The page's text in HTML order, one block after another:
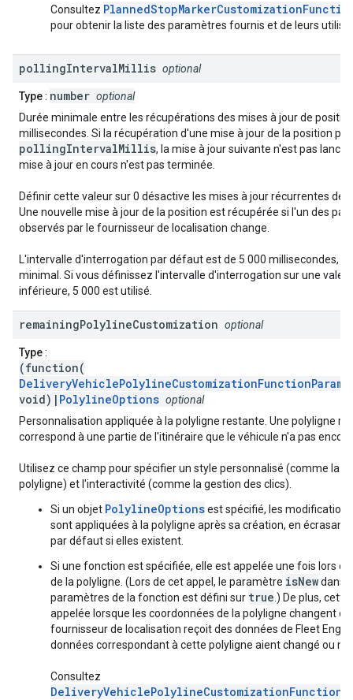
Consultez
pour obtenir la liste des paramètres fournis et de leurs
pollingIntervalMillis optional
Type: number optional
Durée minimale entre les récupérations des mises à jour de
millisecondes. Si la récupération d'une mise à jour de la position
pollingIntervalMillis, la mise à jour suivante n'est pas
mise à jour en cours n'est pas terminée.
Définir cette valeur sur 0 désactive les mises à jour récurrentes de
Une nouvelle mise à jour de la position est récupérée si l'un des
observés par le fournisseur de localisation change.
L'intervalle d'interrogation par défaut est de 5 000 millisecondes,
minimal. Si vous définissez l'intervalle d'interrogation sur une
inférieure, 5 000 est utilisé.
remainingPolylineCustomization optional
Type:
(function(
DeliveryVehiclePolylineCustomizationFunctionParams
void)| PolylineOptions optional
Personnalisation appliquée à la polyligne restante. Une polyligne
correspond à une partie de l'itinéraire que le véhicule n'a pas
Utilisez ce champ pour spécifier un style personnalisé (comme la
polyligne) et l'interactivité (comme la gestion des clics).
Si un objet PolylineOptionsest spécifié, les
sont appliquées à la polyligne après sa création, en écrasant
par défaut si elles existent.
Si une fonction est spécifiée, elle est appelée une fois lors
de la polyligne. (Lors de cet appel, le paramètre isNewdans
paramètres de la fonction est défini sur true .) De plus,
appelée lorsque les coordonnées de la polyligne changent
fournisseur de localisation reçoit des données de Fleet
données correspondant à cette polyligne aient changé ou
Consultez